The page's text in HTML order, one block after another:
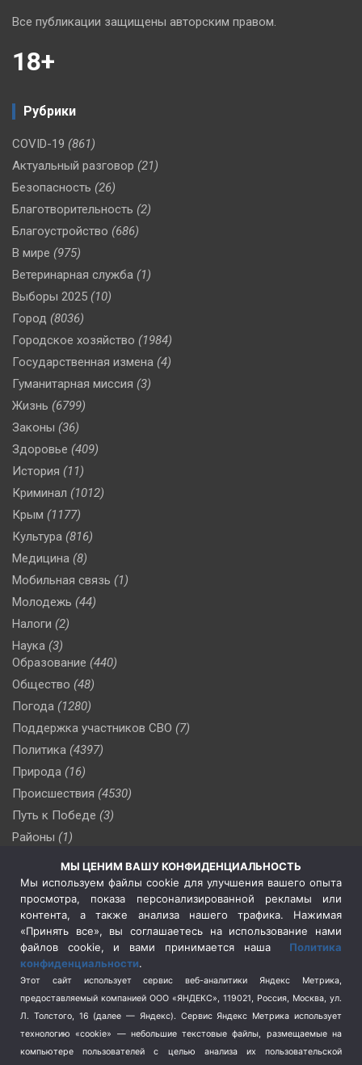
Все публикации защищены авторским правом.
18+
Рубрики
COVID-19 (861)
Актуальный разговор (21)
Безопасность (26)
Благотворительность (2)
Благоустройство (686)
В мире (975)
Ветеринарная служба (1)
Выборы 2025 (10)
Город (8036)
Городское хозяйство (1984)
Государственная измена (4)
Гуманитарная миссия (3)
Жизнь (6799)
Законы (36)
Здоровье (409)
История (11)
Криминал (1012)
Крым (1177)
Культура (816)
Медицина (8)
Мобильная связь (1)
Молодежь (44)
Налоги (2)
Наука (3)
Образование (440)
Общество (48)
Погода (1280)
Поддержка участников СВО (7)
Политика (4397)
Природа (16)
Происшествия (4530)
Путь к Победе (3)
Районы (1)
(510)
Сельское хозяйство (3)
Социальная политика
(3)
Спецоперация в Украине
Спецоперация на Украине
(404)
Спорт (740)
Терроризм (1)
Транспорт (262)
Туризм (178)
МЫ ЦЕНИМ ВАШУ КОНФИДЕНЦИАЛЬНОСТЬ
Мы используем файлы cookie для улучшения вашего опыта
просмотра, показа персонализированной рекламы или
контента, а также анализа нашего трафика. Нажимая
«Принять все», вы соглашаетесь на использование нами
файлов cookie, и вами принимается наша Политика
конфиденциальности.
Этот сайт использует сервис веб-аналитики Яндекс Метрика,
предоставляемый компанией ООО «ЯНДЕКС», 119021, Россия, Москва, ул.
Л. Толстого, 16 (далее — Яндекс). Сервис Яндекс Метрика использует
технологию «cookie» — небольшие текстовые файлы, размещаемые на
компьютере пользователей с целью анализа их пользовательской